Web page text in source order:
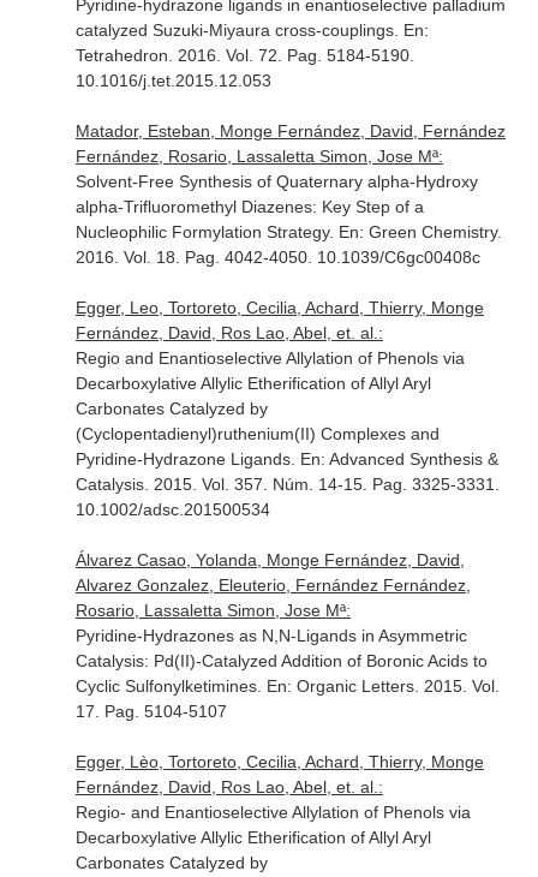
Pyridine-hydrazone ligands in enantioselective palladium
catalyzed Suzuki-Miyaura cross-couplings. En:
Tetrahedron . 2016. Vol. 72. Pag. 5184-5190.
10.1016/j.tet.2015.12.053
Matador, Esteban, Monge Fernández, David, Fernández
Fernández, Rosario, Lassaletta Simon, Jose Mª:
Solvent-Free Synthesis of Quaternary alpha-Hydroxy
alpha-Trifluoromethyl Diazenes: Key Step of a
Nucleophilic Formylation Strategy. En: Green Chemistry.
2016. Vol. 18. Pag. 4042-4050. 10.1039/C6gc00408c
Egger, Leo, Tortoreto, Cecilia, Achard, Thierry, Monge
Fernández, David, Ros Lao, Abel, et. al.:
Regio and Enantioselective Allylation of Phenols via
Decarboxylative Allylic Etherification of Allyl Aryl
Carbonates Catalyzed by
(Cyclopentadienyl)ruthenium(II) Complexes and
Pyridine-Hydrazone Ligands. En: Advanced Synthesis &
Catalysis. 2015. Vol. 357. Núm. 14-15. Pag. 3325-3331.
10.1002/adsc.201500534
Álvarez Casao, Yolanda, Monge Fernández, David,
Alvarez Gonzalez, Eleuterio, Fernández Fernández,
Rosario, Lassaletta Simon, Jose Mª:
Pyridine-Hydrazones as N,N-Ligands in Asymmetric
Catalysis: Pd(II)-Catalyzed Addition of Boronic Acids to
Cyclic Sulfonylketimines. En: Organic Letters. 2015. Vol.
17. Pag. 5104-5107
Egger, Lèo, Tortoreto, Cecilia, Achard, Thierry, Monge
Fernández, David, Ros Lao, Abel, et. al.:
Regio- and Enantioselective Allylation of Phenols via
Decarboxylative Allylic Etherification of Allyl Aryl
Carbonates Catalyzed by